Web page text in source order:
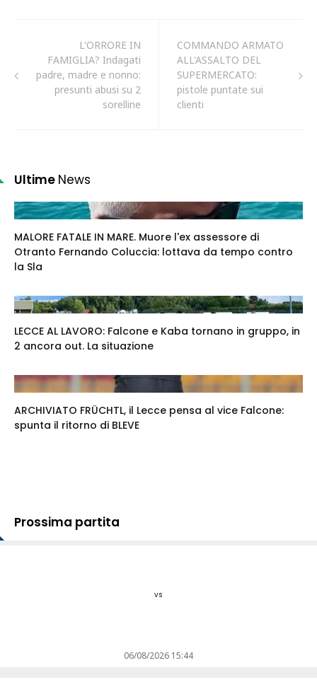
L'ORRORE IN
FAMIGLIA? Indagati
padre, madre e nonno:
presunti abusi su 2
sorelline
COMMANDO ARMATO
ALL'ASSALTO DEL
SUPERMERCATO:
pistole puntate sui
clienti
Ultime News
MALORE FATALE IN MARE. Muore l'ex assessore di
Otranto Fernando Coluccia: lottava da tempo contro
la Sla
LECCE AL LAVORO: Falcone e Kaba tornano in gruppo, in
2 ancora out. La situazione
ARCHIVIATO FRÜCHTL, il Lecce pensa al vice Falcone:
spunta il ritorno di BLEVE
Prossima partita
vs
06/08/2026 15:44